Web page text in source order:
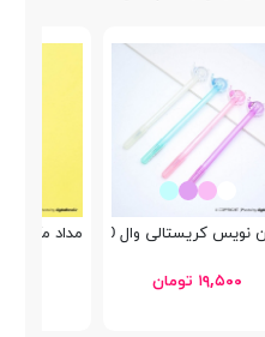
نویس کریستالی وال 7100
۱۹,۵۰۰ تومان
مداد مکانیکی